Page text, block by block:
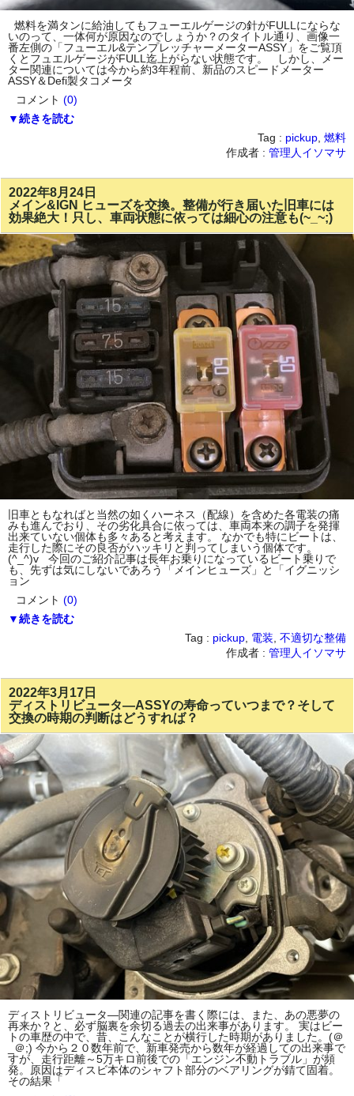
燃料を満タンに給油してもフューエルゲージの針がFULLにならな
いのって、一体何が原因なのでしょうか？のタイトル通り、画像一
番左側の「フューエル&テンプレッチャーメーターASSY」をご覧頂
くとフュエルゲージがFULL迄上がらない状態です。 しかし、メー
ター関連については今から約3年程前、新品のスピードメーター
ASSY＆Defi製タコメータ
コメント (0)
▼続きを読む
Tag : pickup 燃料
作成者 : 管理人イソマサ
2022年8月24日
メイン&IGN ヒューズを交換。整備が行き届いた旧車には
効果絶大！只し、車両状態に依っては細心の注意も(~_~;)
旧車ともなればと当然の如くハーネス（配線）を含めた各電装の痛
みも進んでおり、その劣化具合に依っては、車両本来の調子を発揮
出来ていない個体も多々あると考えます。 なかでも特にビートは、
走行した際にその良否がハッキリと判ってしまいう個体です。
(^_^)v 今回のご紹介記事は長年お乗りになっているビート乗りで
も、先ずは気にしないであろう「メインヒューズ」と「イグニッシ
ョン
コメント (0)
▼続きを読む
Tag : pickup 電装 不適切な整備
作成者 : 管理人イソマサ
2022年3月17日
ディストリビュータ―ASSYの寿命っていつまで？そして
交換の時期の判断はどうすれば？
ディストリビュータ―関連の記事を書く際には、また、あの悪夢の
再来か？と、必ず脳裏を余切る過去の出来事があります。 実はビー
トの車歴の中で、昔、こんなことが横行した時期がありました。(＠
_＠;) 今から２０数年前で、新車発売から数年が経過しての出来事で
すが、走行距離～5万キロ前後での「エンジン不動トラブル」が頻
発。原因はディスビ本体のシャフト部分のベアリングが錆て固着。
その結果「